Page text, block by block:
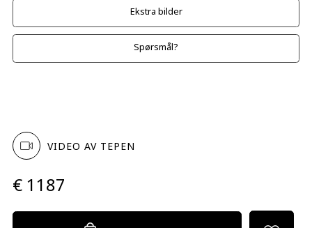
Ekstra bilder
Spørsmål?
VIDEO AV TEPEN
€ 1187